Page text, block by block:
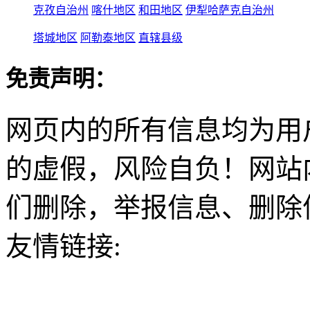
克孜自治州 喀什地区 和田地区 伊犁哈萨克自治州
塔城地区 阿勒泰地区 直辖县级
免责声明：
网页内的所有信息均为
的虚假，风险自负！网
们删除，举报信息、删
友情链接: